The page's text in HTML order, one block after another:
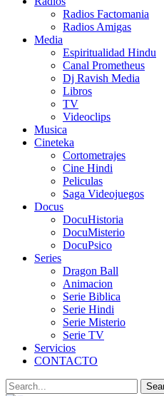
Radios Factomania
Radios Amigas
Media
Espiritualidad Hindu
Canal Prometheus
Dj Ravish Media
Libros
TV
Videoclips
Musica
Cineteka
Cortometrajes
Cine Hindi
Peliculas
Saga Videojuegos
Docus
DocuHistoria
DocuMisterio
DocuPsico
Series
Dragon Ball
Animacion
Serie Biblica
Serie Hindi
Serie Misterio
Serie TV
Servicios
CONTACTO